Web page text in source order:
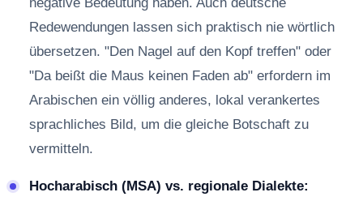
Redewendungen lassen sich praktisch nie wörtlich
übersetzen. "Den Nagel auf den Kopf treffen" oder
"Da beißt die Maus keinen Faden ab" erfordern im
Arabischen ein völlig anderes, lokal verankertes
sprachliches Bild, um die gleiche Botschaft zu
vermitteln.
Hocharabisch (MSA) vs. regionale Dialekte: